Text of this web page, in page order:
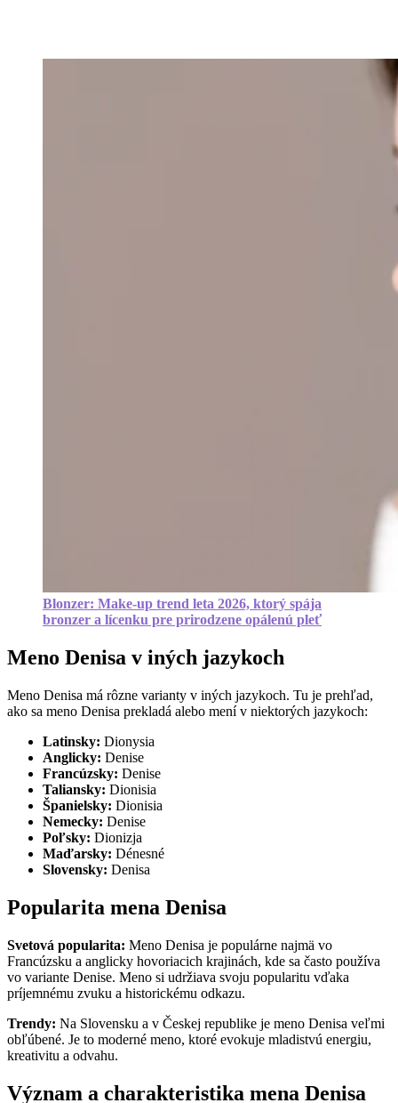
Blonzer: Make-up trend leta 2026, ktorý spája
bronzer a lícenku pre prirodzene opálenú pleť
Meno Denisa v iných jazykoch
Meno Denisa má rôzne varianty v iných jazykoch. Tu je prehľad,
ako sa meno Denisa prekladá alebo mení v niektorých jazykoch:
Latinsky: Dionysia
Anglicky: Denise
Francúzsky: Denise
Taliansky: Dionisia
Španielsky: Dionisia
Nemecky: Denise
Poľsky: Dionizja
Maďarsky: Dénesné
Slovensky: Denisa
Popularita mena Denisa
Svetová popularita: Meno Denisa je populárne najmä vo
Francúzsku a anglicky hovoriacich krajinách, kde sa často používa
vo variante Denise. Meno si udržiava svoju popularitu vďaka
príjemnému zvuku a historickému odkazu.
Trendy: Na Slovensku a v Českej republike je meno Denisa veľmi
obľúbené. Je to moderné meno, ktoré evokuje mladistvú energiu,
kreativitu a odvahu.
Význam a charakteristika mena Denisa